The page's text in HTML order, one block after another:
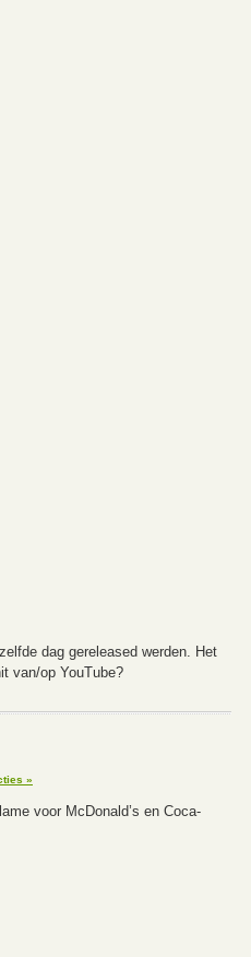
dag gereleased werden. Het
van/op YouTube?
»
voor McDonald’s en Coca-